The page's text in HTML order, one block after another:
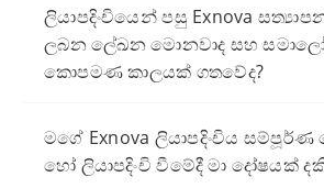
ලියාපදිංචියෙන් පසු Exnova
ලබන ලේඛන මොනවාද සහ
කොපමණ කාලයක් ගතවේද?
මගේ Exnova ලියාපදිංචිය
හෝ ලියාපදිංචි වීමේදී මා දෝෂයක්